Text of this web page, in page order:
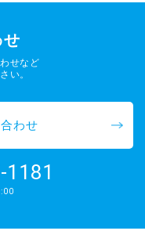
せなど
い。
わせ
1181